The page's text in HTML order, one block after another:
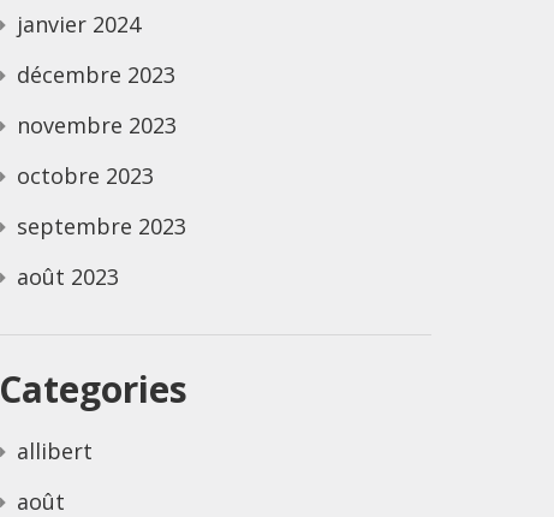
janvier 2024
décembre 2023
novembre 2023
octobre 2023
septembre 2023
août 2023
Categories
allibert
août